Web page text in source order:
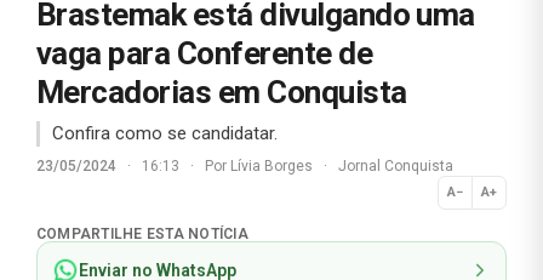
Brastemak está divulgando uma
vaga para Conferente de
Mercadorias em Conquista
Confira como se candidatar.
23/05/2024 · 16:13 · Por Lívia Borges · Jornal Conquista
A− A+
Normal
COMPARTILHE ESTA NOTÍCIA
Enviar no WhatsApp